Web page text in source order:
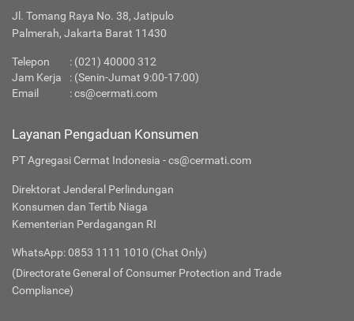
Jl. Tomang Raya No. 38, Jatipulo
Palmerah, Jakarta Barat 11430
Telepon : (021) 40000 312
Jam Kerja
: (Senin-Jumat 9:00-17:00)
Email
:cs@cermati.com
Layanan Pengaduan Konsumen
PT Agregasi Cermat Indonesia - cs@cermati.com
Direktorat Jenderal Perlindungan
Konsumen dan Tertib Niaga
Kementerian Perdagangan RI
WhatsApp: 0853 1111 1010 (Chat Only)
(Directorate General of Consumer Protection and Trade
Compliance)